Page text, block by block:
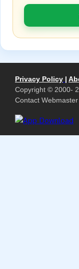
Privacy Policy |
Copyright © 2000-
Contact Webmaster